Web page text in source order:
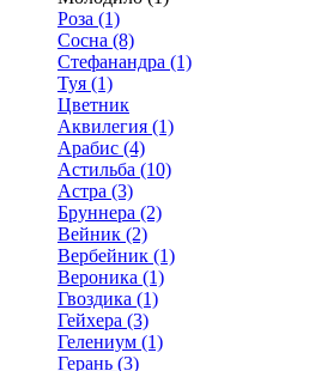
Роза (1)
Сосна (8)
Стефанандра (1)
Туя (1)
Цветник
Аквилегия (1)
Арабис (4)
Астильба (10)
Астра (3)
Бруннера (2)
Вейник (2)
Вербейник (1)
Вероника (1)
Гвоздика (1)
Гейхера (3)
Гелениум (1)
Герань (3)